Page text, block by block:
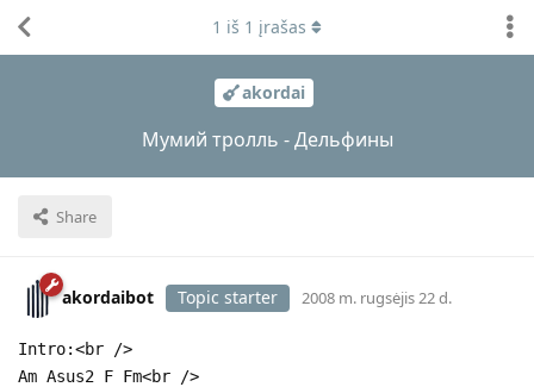
akordai
Мумий тролль - Дельфины
Share
1 iš 1 įrašas
akordaibot Topic starter 2008 m. rugsėjis 22 d.
Intro:<br />
Am Asus2 F Fm<br />